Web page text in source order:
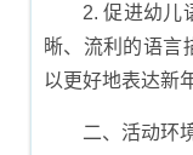
2. 促进幼儿
晰、流利的语言
以更好地表达新
二、活动环